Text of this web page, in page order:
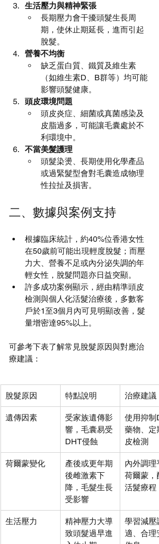
生活壓力與精神緊張
長期壓力會干擾頭髮生長周
期，使休止期延長，進而引起
脫髮。
營養不均衡
缺乏蛋白質、鐵質及維生素
（如維生素D、B群等）均可能
影響頭髮健康。
頭皮環境問題
頭皮炎症、細菌或真菌感染及
皮脂過多，可能讓毛囊處於不
利環境中。
不當美髮護理
頭髮染燙、長期使用化學產品
或過緊髮型會對毛囊造成物理
性拉扯及損害。
二、數據與案例支持
根據臨床統計，約40%位香港女性
在50歲前可能出現輕度脫髮；而壓
力大、營養不足或內分泌失調的年
輕女性，脫髮問題亦日益突顯。
許多成功案例顯示，經由精準頭皮
檢測與個人化活髮治療後，多數客
戶於1至3個月內可見明顯改善，髮
量增密達95%以上。
可參考下表了解常見脫髮原因與對應治
療建議：
脫髮原因 特點說明 治療建議
遺傳因素
受家族遺傳影
響，毛囊易受
DHT侵蝕
使用抑制
藥物、定
皮檢測
荷爾蒙變化
產後或更年期
後雌激素下
降，毛髮生長
受影響
內外調理
荷爾蒙，
活髮療程
生活壓力
精神壓力大導
致頭髮過早進
學習減壓
適、合理